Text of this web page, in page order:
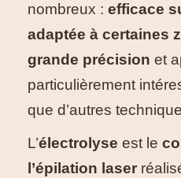
nombreux : efficace
adaptée à certaines
grande précision et
particulièrement
que d’autres
L’électrolyse est le
l’épilation laser